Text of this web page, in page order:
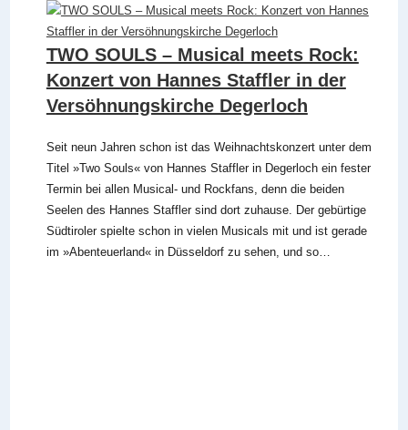
TWO SOULS – Musical meets Rock:
Konzert von Hannes Staffler in der
Versöhnungskirche Degerloch
Seit neun Jahren schon ist das Weihnachtskonzert unter dem
Titel »Two Souls« von Hannes Staffler in Degerloch ein fester
Termin bei allen Musical- und Rockfans, denn die beiden
Seelen des Hannes Staffler sind dort zuhause. Der gebürtige
Südtiroler spielte schon in vielen Musicals mit und ist gerade
im »Abenteuerland« in Düsseldorf zu sehen, und so…